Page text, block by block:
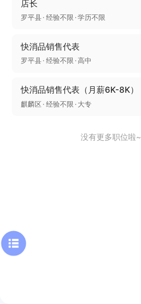
店长
罗平县 经验不限 学历不限
快消品销售代表
罗平县 经验不限 高中
快消品销售代表（月薪6K-8K）
麒麟区 经验不限 大专
没有更多职位啦~